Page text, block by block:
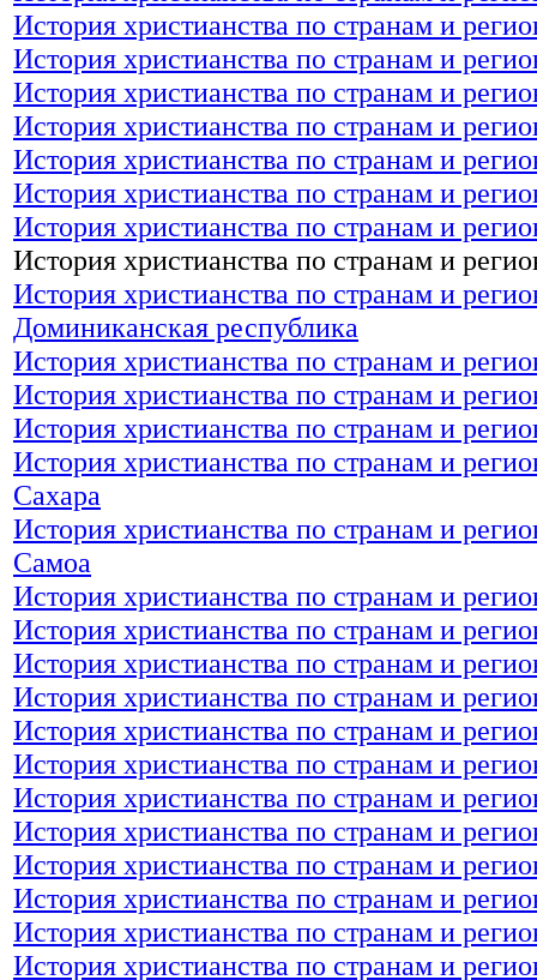
История христианства по странам и
История христианства по странам и
История христианства по странам и
История христианства по странам и
История христианства по странам и
История христианства по странам и
История христианства по странам и
История христианства по странам и
История христианства по странам и
Доминиканская республика
История христианства по странам и
История христианства по странам и
История христианства по странам и
История христианства по странам и
Сахара
История христианства по странам и
Самоа
История христианства по странам и
История христианства по странам и
История христианства по странам и
История христианства по странам и
История христианства по странам и
История христианства по странам и
История христианства по странам и
История христианства по странам и
История христианства по странам и
История христианства по странам и
История христианства по странам и
История христианства по странам и